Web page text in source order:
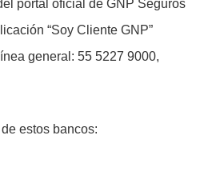
portal oficial de GNP Seguros
“Soy Cliente GNP”
general: 55 5227 9000,
estos bancos: